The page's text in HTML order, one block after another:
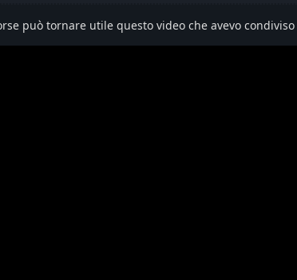
può tornare utile questo video che avevo